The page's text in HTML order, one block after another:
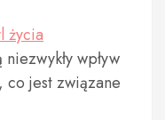
życia
wpływ
co jest związane